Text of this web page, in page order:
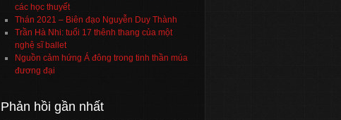
các học thuyết
Thán 2021 – Biên đạo Nguyễn Duy Thành
Trần Hà Nhi: tuổi 17 thênh thang của một
nghệ sĩ ballet
Nguồn cảm hứng Á đông trong tinh thần múa
đương đại
Phản hồi gần nhất